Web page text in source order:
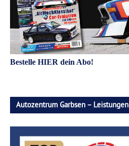
Bestelle HIER dein Abo!
Autozentrum Garbsen – Leistungen